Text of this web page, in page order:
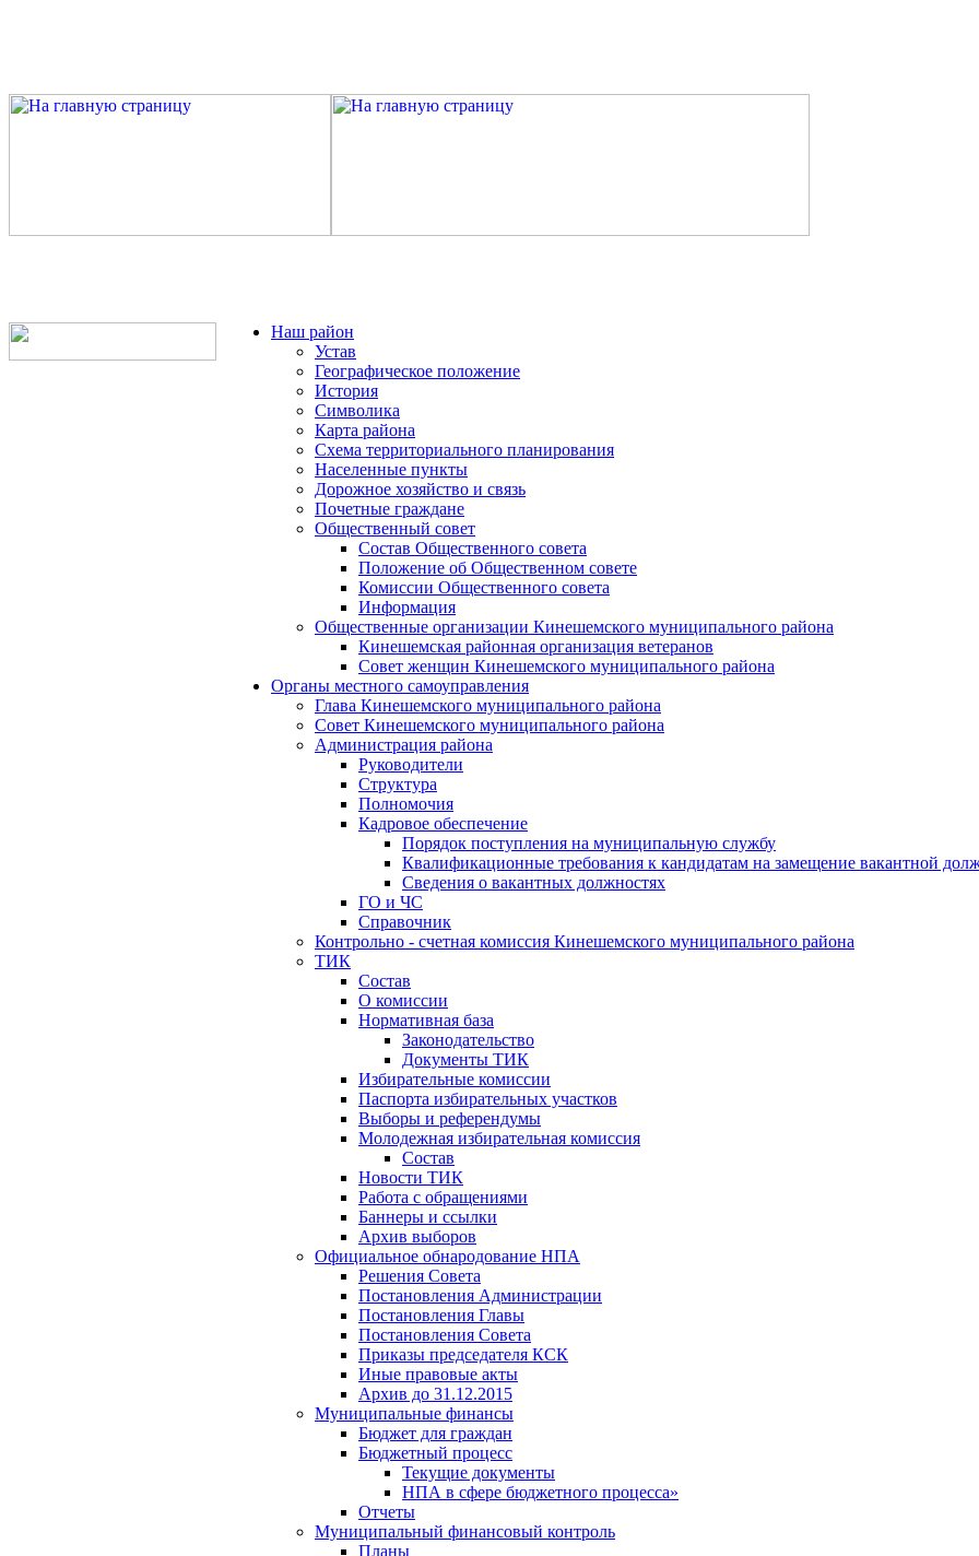
Наш район
Устав
Географическое положение
История
Символика
Карта района
Схема территориального планирования
Населенные пункты
Дорожное хозяйство и связь
Почетные граждане
Общественный совет
Состав Общественного совета
Положение об Общественном совете
Комиссии Общественного совета
Информация
Общественные организации Кинешемского муниципального района
Кинешемская районная организация ветеранов
Совет женщин Кинешемского муниципального района
Органы местного самоуправления
Глава Кинешемского муниципального района
Совет Кинешемского муниципального района
Администрация района
Руководители
Структура
Полномочия
Кадровое обеспечение
Порядок поступления на муниципальную службу
Квалификационные требования к кандидатам на замещение вакантной
Сведения о вакантных должностях
ГО и ЧС
Справочник
Контрольно - счетная комиссия Кинешемского муниципального района
ТИК
Состав
О комиссии
Нормативная база
Законодательство
Документы ТИК
Избирательные комиссии
Паспорта избирательных участков
Выборы и референдумы
Молодежная избирательная комиссия
Состав
Новости ТИК
Работа с обращениями
Баннеры и ссылки
Архив выборов
Официальное обнародование НПА
Решения Совета
Постановления Администрации
Постановления Главы
Постановления Совета
Приказы председателя КСК
Иные правовые акты
Архив до 31.12.2015
Муниципальные финансы
Бюджет для граждан
Бюджетный процесс
Текущие документы
НПА в сфере бюджетного процесса»
Отчеты
Муниципальный финансовый контроль
Планы